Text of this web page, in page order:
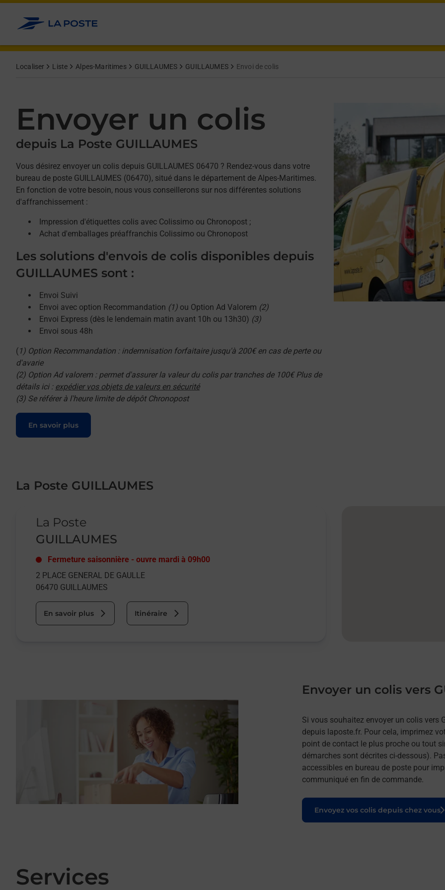
Allez au contenu
Localiser Liste Alpes-Maritimes GUILLAUMES GUILLAUMES Envoi de colis
Envoyer un colis
depuis La Poste GUILLAUMES
Vous désirez envoyer un colis depuis GUILLAUMES 06470 ? Rendez-vous dans votre
bureau de poste GUILLAUMES (06470), situé dans le département de Alpes-Maritimes.
En fonction de votre besoin, nous vous conseillerons sur nos différentes solutions
d'affranchissement :
Impression d'étiquettes colis avec Colissimo ou Chronopost ;
Achat d'emballages préaffranchis Colissimo ou Chronopost
Les solutions d'envois de colis disponibles depuis
GUILLAUMES sont :
Envoi Suivi
Envoi avec option Recommandation (1) ou Option Ad Valorem (2)
Envoi Express (dès le lendemain matin avant 10h ou 13h30) (3)
Envoi sous 48h
( 1) Option Recommandation : indemnisation forfaitaire jusqu'à 200€ en cas de perte ou
d'avarie
(2) Option Ad valorem : permet d'assurer la valeur du colis par tranches de 100€ Plus de
détails ici : expédier vos objets de valeurs en sécurité
(3) Se référer à l'heure limite de dépôt Chronopost
En savoir plus
Le lien s'ouvre dans un nouvel onglet
La Poste GUILLAUMES
La Poste
GUILLAUMES
Fermeture saisonnière - ouvre mardi à 09h00
2 PLACE GENERAL DE GAULLE
06470 GUILLAUMES
En savoir plus Itinéraire
Envoyer un colis vers
Si vous souhaitez envoyer un colis vers
depuis laposte.fr. Pour cela, imprimez
point de contact le plus proche ou tout
démarches sont décrites ci-dessous).
accessibles en bureau de poste pour
communiqué en fin de commande.
Envoyez vos colis depuis chez vous
Le lien s'ouvre dans un nouvel onglet
Services
Afficher ou masquer la réponse
Afficher ou masquer la réponse
Afficher ou masquer la réponse